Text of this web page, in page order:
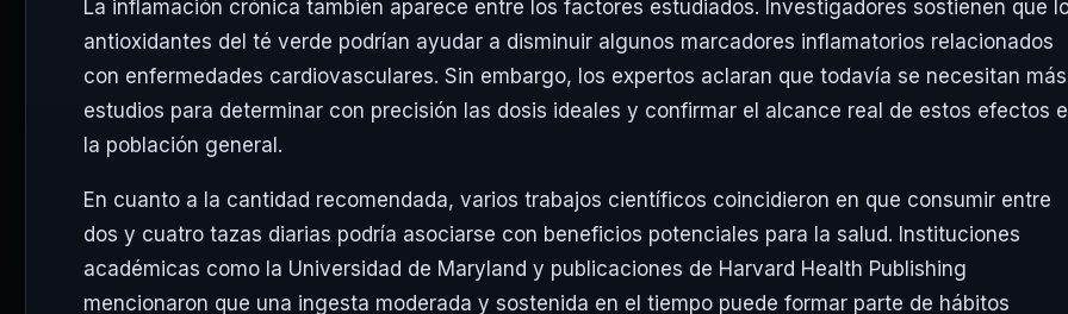
La inflamación crónica también aparece entre los factores estudiados. Investigadores sostienen que
antioxidantes del té verde podrían ayudar a disminuir algunos marcadores inflamatorios relacionados
con enfermedades cardiovasculares. Sin embargo, los expertos aclaran que todavía se necesitan más
estudios para determinar con precisión las dosis ideales y confirmar el alcance real de estos efectos
la población general.
En cuanto a la cantidad recomendada, varios trabajos científicos coincidieron en que consumir entre
dos y cuatro tazas diarias podría asociarse con beneficios potenciales para la salud. Instituciones
académicas como la Universidad de Maryland y publicaciones de Harvard Health Publishing
mencionaron que una ingesta moderada y sostenida en el tiempo puede formar parte de hábitos